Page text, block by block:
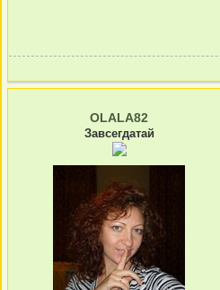
OLALA82
Завсегдатай